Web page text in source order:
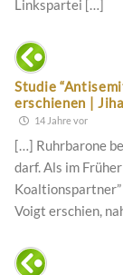
Linkspartei […]
Studie
erschienen |
14 Jahre vor
[…] Ruhrbarone
darf. Als im
Koaltionspartner”
Voigt erschien,